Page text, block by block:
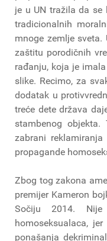
je u UN tražila da se
tradicionalnih
mnoge zemlje
zaštitu porodičnih
rađanju, koja je
slike. Recimo, za
dodatak u
treće dete država
stambenog
zabrani
propagande
Zbog tog zakona
premijer Kameron
Sočiju 2014.
homoseksualaca,
ponašanja